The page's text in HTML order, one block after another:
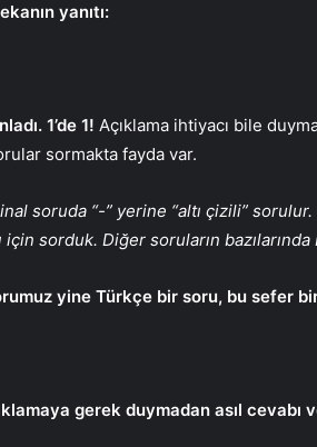
yanıtı:
1’de 1! Açıklama ihtiyacı bile
sormakta fayda var.
soruda “-” yerine “altı çizili”
için sorduk. Diğer soruların
yine Türkçe bir soru, bu sefer
gerek duymadan asıl cevabı